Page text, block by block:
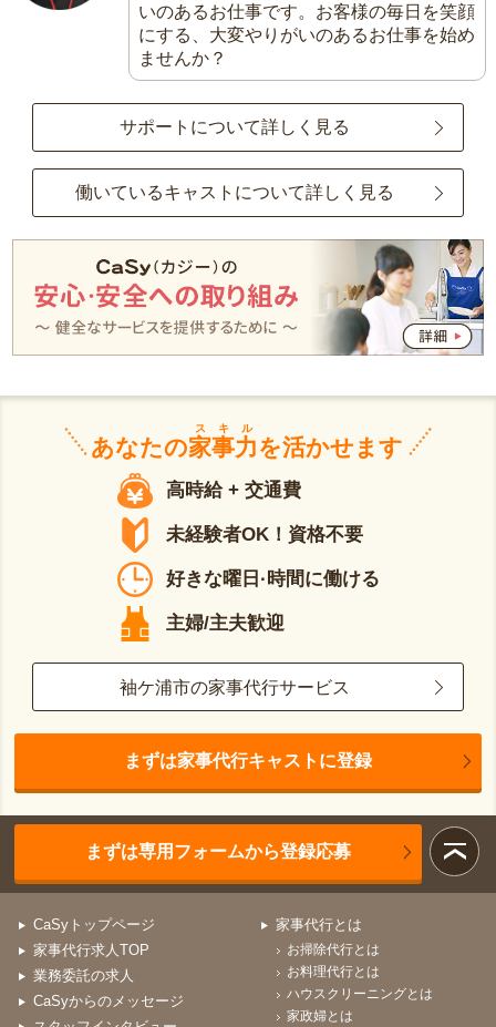
いのあるお仕事です。お客様の毎日を笑顔
にする、大変やりがいのあるお仕事を始め
ませんか？
サポートについて詳しく見る
働いているキャストについて詳しく見る
あなたの家事力
スキル
を活かせます
高時給 + 交通費
未経験者OK！資格不要
好きな曜日·時間に働ける
主婦/主夫歓迎
袖ケ浦市の家事代行サービス
まずは家事代行キャストに登録
まずは専用フォームから登録応募
CaSyトップページ
家事代行求人TOP
業務委託の求人
CaSyからのメッセージ
家事代行とは
お掃除代行とは
お料理代行とは
ハウスクリーニングとは
家政婦とは